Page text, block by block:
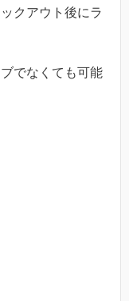
クアウト後にラ
でなくても可能